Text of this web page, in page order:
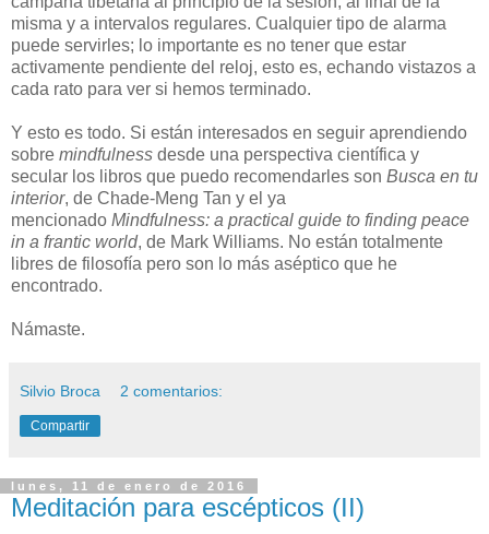
misma y a intervalos regulares. Cualquier tipo de alarma
puede servirles; lo importante es no tener que estar
activamente pendiente del reloj, esto es, echando vistazos a
cada rato para ver si hemos terminado.
Y esto es todo. Si están interesados en seguir aprendiendo
sobre mindfulness desde una perspectiva científica y
secular los libros que puedo recomendarles son Busca en tu
interior, de Chade-Meng Tan y el ya
mencionado Mindfulness: a practical guide to finding peace
in a frantic world, de Mark Williams. No están totalmente
libres de filosofía pero son lo más aséptico que he
encontrado.
Námaste.
Silvio Broca 2 comentarios:
Compartir
lunes, 11 de enero de 2016
Meditación para escépticos (II)